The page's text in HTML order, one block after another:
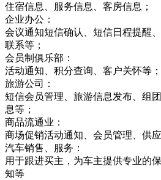
住宿信息、服务信息、客房信息；
企业办公：
会议通知短信确认、短信日程提醒
联系等；
会员制俱乐部：
活动通知、积分查询、客户关怀等；
旅游公司：
短信会员管理、旅游信息发布、组
息等；
商品流通业：
商场促销活动通知、会员管理、供
汽车销售、服务：
用于跟进买主，为车主提供专业的
知等